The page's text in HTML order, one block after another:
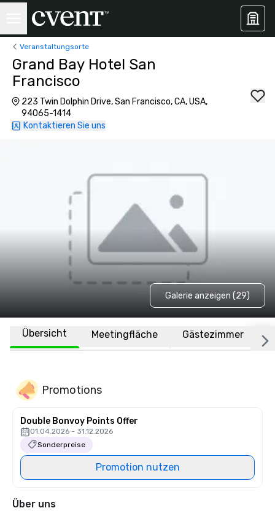
Veranstaltungsorte
Grand Bay Hotel San
Francisco
223 Twin Dolphin Drive, San Francisco, CA, USA,
94065-1414
Kontaktieren Sie uns
Galerie anzeigen (29)
Übersicht Meetingfläche Gästezimmer
Promotions
Double Bonvoy Points Offer
01.04.2026 - 31.12.2026
Sonderpreise
Promotion nutzen
Über uns